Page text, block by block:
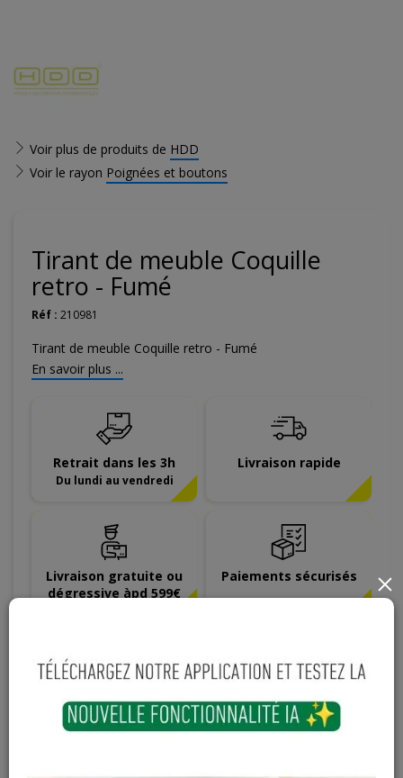
Voir plus de produits de HDD
Voir le rayon Poignées et boutons
Tirant de meuble Coquille
retro - Fumé
Réf : 210981
Tirant de meuble Coquille retro - Fumé
En savoir plus ...
Retrait dans les 3h
Du lundi au vendredi
Livraison rapide
Livraison gratuite ou
dégressive àpd 599€
Paiements sécurisés
mm
,91€ TTC
×